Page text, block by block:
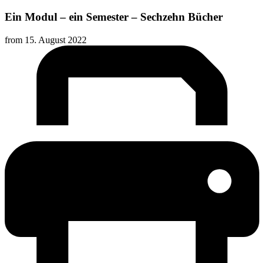
Ein Modul – ein Semester – Sechzehn Bücher
from 15. August 2022